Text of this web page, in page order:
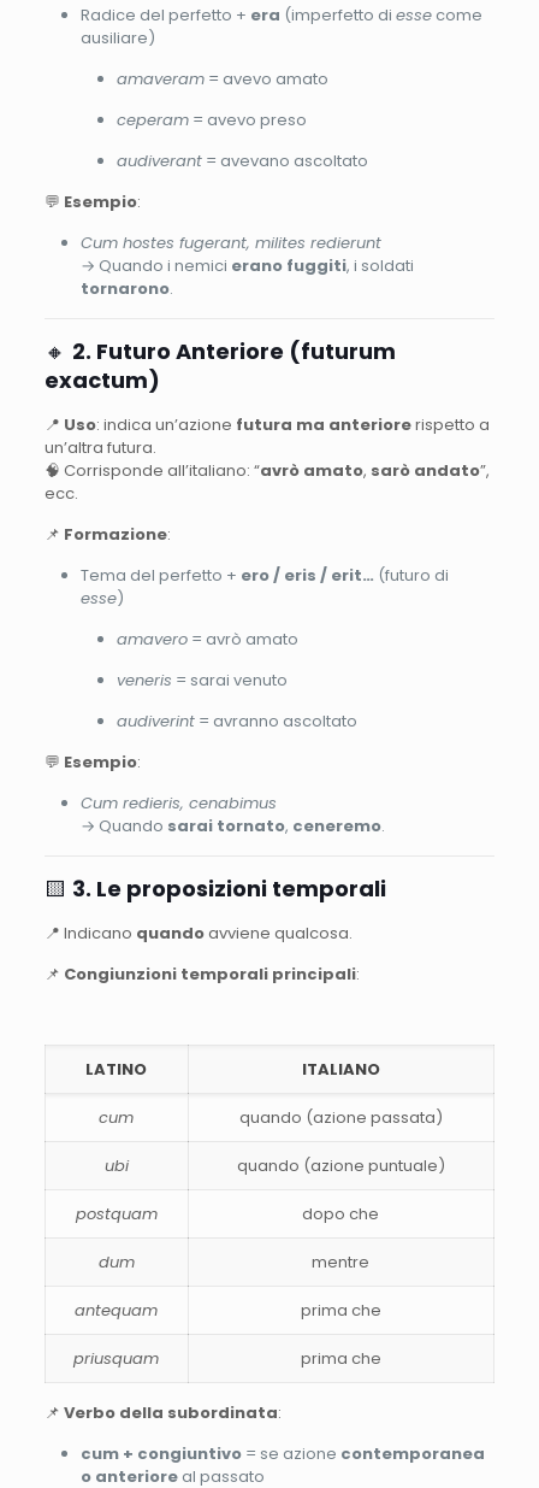
Radice del perfetto + era (imperfetto di essecome
ausiliare)
amaveram= avevo amato
ceperam= avevo preso
audiverant= avevano ascoltato
💬 Esempio:
Cum hostes fugerant, milites redierunt
→ Quando i nemici erano fuggiti, i soldati
tornarono.
🔸 2. Futuro Anteriore (futurum
exactum)
📍 Uso: indica un’azione futura ma anteriorerispetto a
un’altra futura.
🧠 Corrisponde all’italiano: “avrò amato, sarò andato”,
ecc.
📌 Formazione:
Tema del perfetto + ero / eris / erit… (futuro di
esse)
amavero= avrò amato
veneris = sarai venuto
audiverint= avranno ascoltato
💬 Esempio:
Cum redieris, cenabimus
→ Quando sarai tornato, ceneremo.
🟨 3. Le proposizioni temporali
📍 Indicano quandoavviene qualcosa.
📌 Congiunzioni temporali principali:
LATINO ITALIANO
cum quando (azione passata)
ubi quando (azione puntuale)
postquam dopo che
dum mentre
antequam prima che
priusquam prima che
📌 Verbo della subordinata:
cum + congiuntivo= se azione contemporanea
o anterioreal passato